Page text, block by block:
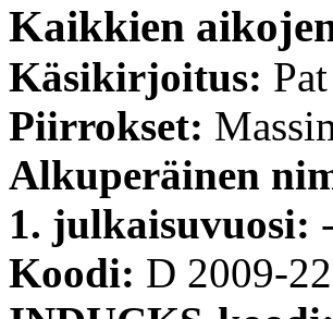
Kaikkien
Käsikirjoitus:
Piirrokset:
Alkuperäinen
1. julkaisuvuosi:
Koodi: D 2009-